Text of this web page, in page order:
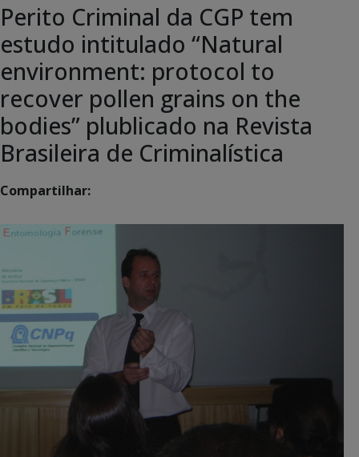
Perito Criminal da CGP tem
estudo intitulado “Natural
environment: protocol to
recover pollen grains on the
bodies” plublicado na Revista
Brasileira de Criminalística
Compartilhar: